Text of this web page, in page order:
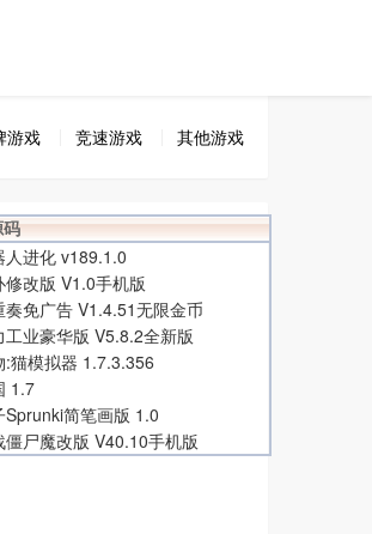
游戏 竞速游戏 其他游戏
人进化 v189.1.0
修改版 V1.0手机版
奏免广告 V1.4.51无限金币
工业豪华版 V5.8.2全新版
:猫模拟器 1.7.3.356
1.7
Sprunki简笔画版 1.0
僵尸魔改版 V40.10手机版